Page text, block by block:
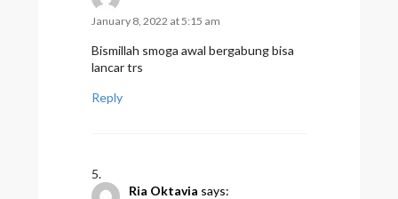
January 8, 2022 at 5:15 am
Bismillah smoga awal bergabung bisa
lancar trs
Reply
Ria Oktavia says: